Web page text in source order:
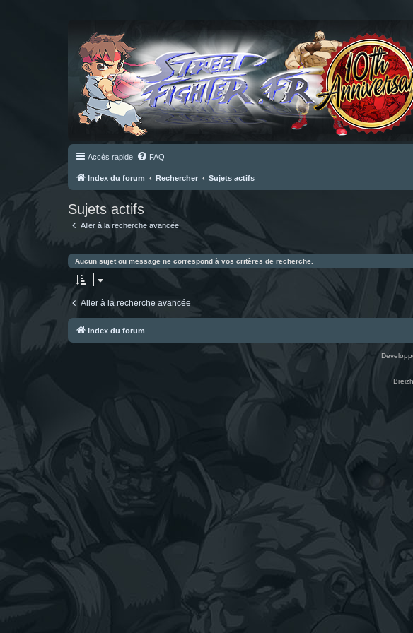
Accès rapide FAQ
Index du forum Rechercher Sujets actifs
Sujets actifs
Aller à la recherche avancée
Aucun sujet ou message ne correspond à vos critères de recherche.
Aller à la recherche avancée
Index du forum